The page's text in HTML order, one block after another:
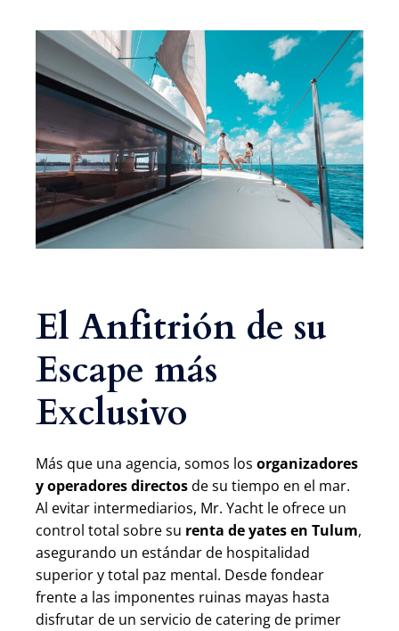
El Anfitrión de su
Escape más
Exclusivo
Más que una agencia, somos los organizadores
y operadores directosde su tiempo en el mar.
Al evitar intermediarios, Mr. Yacht le ofrece un
control total sobre su renta de yates en Tulum,
asegurando un estándar de hospitalidad
superior y total paz mental. Desde fondear
frente a las imponentes ruinas mayas hasta
disfrutar de un servicio de catering de primer